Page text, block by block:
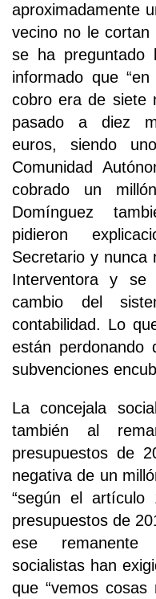
aproximadamente
vecino no le cortan
se ha preguntado
informado que
cobro era de siete
pasado a diez
euros, siendo
Comunidad
cobrado un
Domínguez
pidieron
Secretario y nunca
Interventora y
cambio del
contabilidad. Lo
están perdonando
subvenciones
La concejala
también al
presupuestos de
negativa de un
“según el
presupuestos de
ese remanente
socialistas han
que “vemos